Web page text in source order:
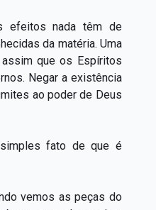
efeitos nada têm de
da matéria. Uma
que os Espíritos
Negar a existência
ao poder de Deus
fato de que é
vemos as peças do